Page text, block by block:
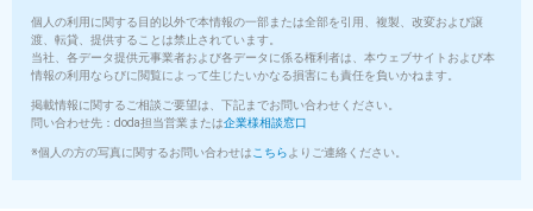
個人の利用に関する目的以外で本情報の一部または全部を引用、複製、改変および譲
渡、転貸、提供することは禁止されています。
当社、各データ提供元事業者および各データに係る権利者は、本ウェブサイトおよび本
情報の利用ならびに閲覧によって生じたいかなる損害にも責任を負いかねます。
掲載情報に関するご相談ご要望は、下記までお問い合わせください。
問い合わせ先：doda担当営業または企業様相談窓口
※個人の方の写真に関するお問い合わせは こちら よりご連絡ください。